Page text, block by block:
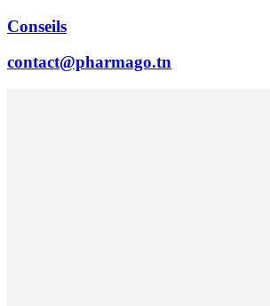
Conseils
contact@pharmago.tn